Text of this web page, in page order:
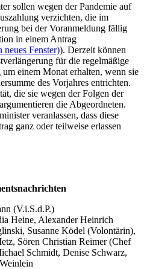
sollen wegen der Pandemie auf
verzichten, die im
bei der Voranmeldung fällig
in einem Antrag
Fenster)). Derzeit können
für die regelmäßige
einem Monat erhalten, wenn sie
des Vorjahres entrichten.
die sie wegen der Folgen der
die Abgeordneten.
veranlassen, dass diese
ganz oder teilweise erlassen
(V.i.S.d.P.)
Heine, Alexander Heinrich
Susanne Ködel (Volontärin),
Sören Christian Reimer (Chef
Schmidt, Denise Schwarz,